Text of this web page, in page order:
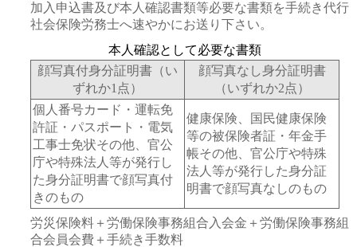
加入申込書及び本人確認書類等必要な書類を手続き代行
社会保険労務士へ速やかにお送り下さい。
本人確認として必要な書類
顔写真付身分証明書（い
ずれか1点）
顔写真なし身分証明書
（いずれか2点）
個人番号カード・運転免
許証・パスポート・電気
工事士免状その他、官公
庁や特殊法人等が発行し
た身分証明書で顔写真付
きのもの
健康保険、国民健康保険
等の被保険者証・年金手
帳その他、官公庁や特殊
法人等が発行した身分証
明書で顔写真なしのもの
労災保険料＋労働保険事務組合入会金＋労働保険事務組
合会員会費＋手続き手数料